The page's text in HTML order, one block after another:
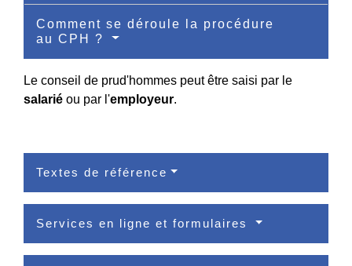
Comment se déroule la procédure
au CPH ?
Le conseil de prud'hommes peut être saisi par le
salarié ou par l'employeur.
Textes de référence
Services en ligne et formulaires